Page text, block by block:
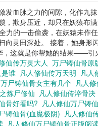
血脉之力的间隙，化作九
欺身压近，却只在妖猿布
的一击偷袭，在妖猿未
灵田深处。 接着，她身
，这就是你帮她的结果——引
仙传万灵大人 万尸铸仙骨原
谁 凡人修仙传万天明 凡人
尸铸仙骨女主有几个 凡人
炼尸修仙 凡人修仙传淬骨决
骨好看吗? 凡人修仙万尸铸
铸仙骨(血魔极阴) 凡人修仙
凡人修仙万尸铸仙骨正版阅